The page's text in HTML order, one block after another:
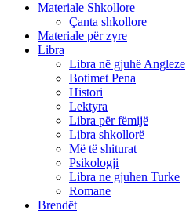
Materiale Shkollore
Çanta shkollore
Materiale për zyre
Libra
Libra në gjuhë Angleze
Botimet Pena
Histori
Lektyra
Libra për fëmijë
Libra shkollorë
Më të shiturat
Psikologji
Libra ne gjuhen Turke
Romane
Brendët